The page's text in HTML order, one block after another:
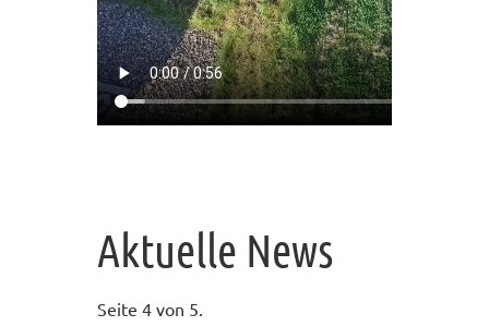
Aktuelle News
Seite 4 von 5.